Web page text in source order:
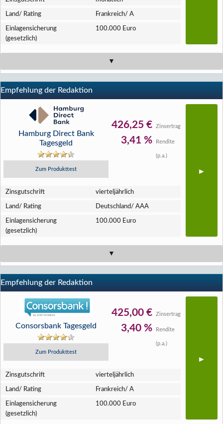
Land/ Rating Frankreich/ A
Einlagen­sicherung
(gesetzlich)
100.000 Euro
Empfehlung der Redaktion
Hamburg Direct Bank
Tagesgeld
Zum Produkttest
426,25 € Zinsertrag
3,41 % Rendite
(p.a.)
Zins­gutschrift vierteljährlich
Land/ Rating Deutschland/ AAA
Einlagen­sicherung
(gesetzlich)
100.000 Euro
Empfehlung der Redaktion
Consorsbank Tagesgeld
Zum Produkttest
425,00 € Zinsertrag
3,40 % Rendite
(p.a.)
Zins­gutschrift vierteljährlich
Land/ Rating Frankreich/ A
Einlagen­sicherung
(gesetzlich)
100.000 Euro